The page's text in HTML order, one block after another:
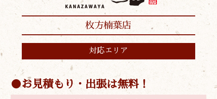
枚方楠葉店
対応エリア
お見積もり・出張は無料！